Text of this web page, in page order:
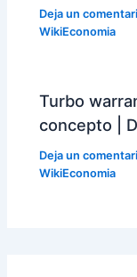
Deja un
WikiEconomia
Turbo
concepto |
Deja un
WikiEconomia